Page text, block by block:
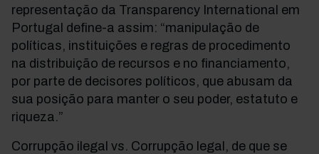
representação da Transparency International em
Portugal define-a assim: “manipulação de
políticas, instituições e regras de procedimento
na distribuição de recursos e no financiamento,
por parte de decisores políticos, que abusam da
sua posição para manter o seu poder, estatuto e
riqueza.”
Corrupção ilegal vs. Corrupção legal, de que se